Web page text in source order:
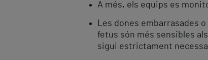
A més, els equips es
Les dones embarrasades
fetus són més sensibles
sigui estrictament